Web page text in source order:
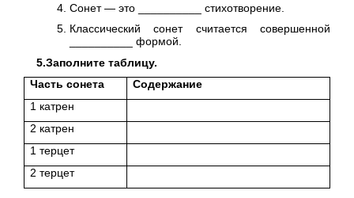
Сонет — это __________ стихотворение.
Классический сонет считается совершенной
__________ формой.
5.Заполните таблицу.
Часть сонета
Содержание
1 катрен
2 катрен
1 терцет
2 терцет